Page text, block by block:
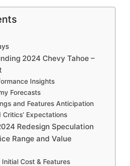
2024 Chevy Tahoe –
Insights
Forecasts
and Features Anticipation
Expectations
Redesign Speculation
Range and Value
Initial Cost & Features